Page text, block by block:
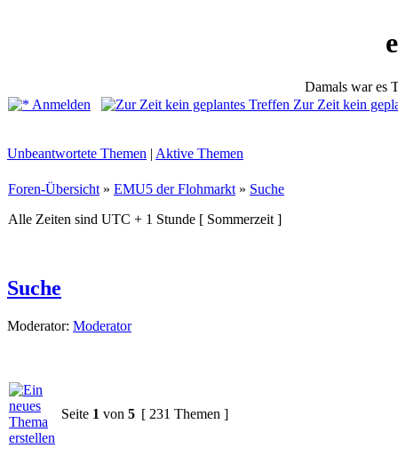
Damals war es
Anmelden
Zur Zeit kein
Unbeantwortete Themen | Aktive Themen
Foren-Übersicht » EMU5 der Flohmarkt » Suche
Alle Zeiten sind UTC + 1 Stunde [ Sommerzeit ]
Suche
Moderator: Moderator
Seite 1 von 5 [ 231 Themen ]